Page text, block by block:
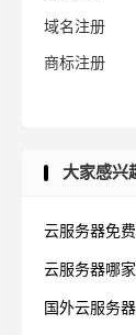
域名注册
商标注册
大家感兴
云服务器免
云服务器哪
国外云服务